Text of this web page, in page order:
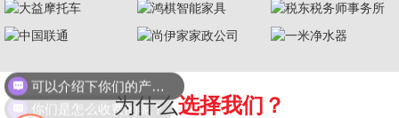
为什么选择我们？
你们是怎么收费的呢？